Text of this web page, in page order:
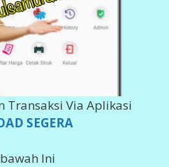
Transaksi Via Aplikasi
SEGERA
Ini